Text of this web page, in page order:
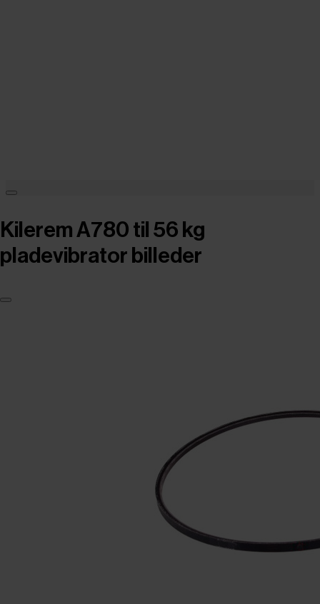
Kilerem A780 til 56 kg
pladevibrator billeder